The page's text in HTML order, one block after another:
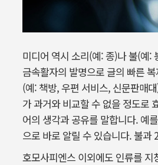
미디어 역시 소리(예: 종)나 불(예
금속활자의 발명으로 글의 빠른
(예: 책방, 우편 서비스, 신문판매
가 과거와 비교할 수 없을 정도로
어의 생각과 공유를 말합니다. 예
으로 바로 알릴 수 있습니다. 불과
호모사피엔스 이외에도 인류를